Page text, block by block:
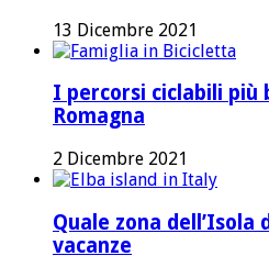
13 Dicembre 2021
I percorsi ciclabili più
Romagna
2 Dicembre 2021
Quale zona dell’Isola
vacanze